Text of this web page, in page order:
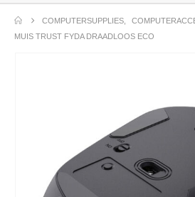
COMPUTERSUPPLIES
MUIS TRUST FYDA DRAADLOOS ECO